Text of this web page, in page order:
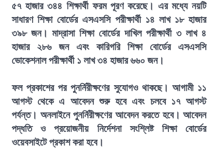
৫৭ হাজার ৩৪৪ শিক্ষার্থী ফরম পূরণ করেছে। এর মধ্যে নয়টি
সাধারণ শিক্ষা বোর্ডের এসএসসি পরীক্ষার্থী ১৪ লাখ ১৮ হাজার
৩৯৮ জন। মাদ্রাসা শিক্ষা বোর্ডের দাখিল পরীক্ষার্থী ৩ লাখ ৪
হাজার ২৮৬ জন এবং কারিগরি শিক্ষা বোর্ডের এসএসসি
ভোকেশনাল পরীক্ষার্থী ১ লাখ ৩৪ হাজার ৬৬০ জন।
ফল প্রকাশের পর পুনর্নিরীক্ষণের সুযোগও থাকছে। আগামী ১১
আগস্ট থেকে এ আবেদন শুরু হবে এবং চলবে ১৭ আগস্ট
পর্যন্ত। অনলাইনে পুনর্নিরীক্ষণের আবেদন করতে হবে। আবেদন
পদ্ধতি ও প্রয়োজনীয় নির্দেশনা সংশ্লিষ্ট শিক্ষা বোর্ডের
ওয়েবসাইটে প্রকাশ করা হবে।